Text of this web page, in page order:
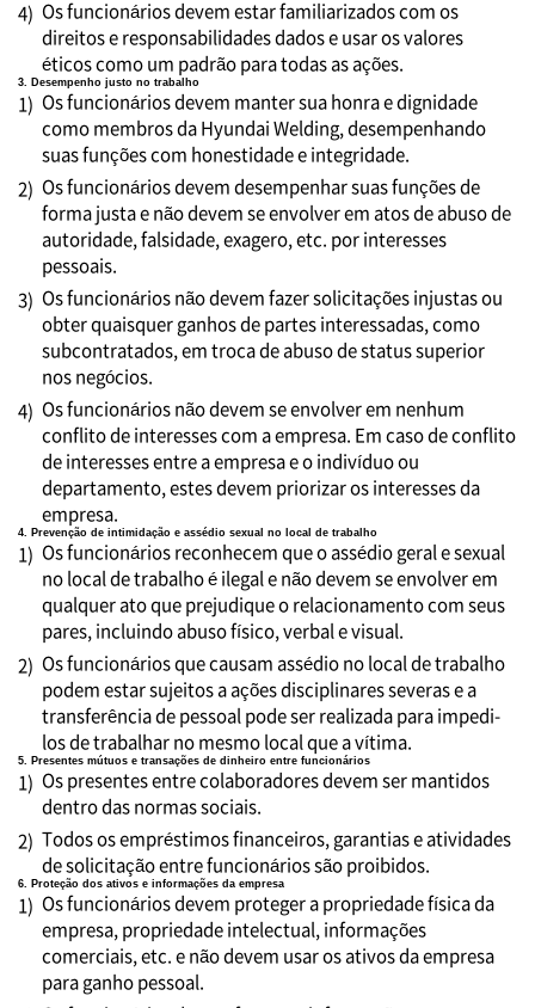
4) Os funcionários devem estar familiarizados com os
direitos e responsabilidades dados e usar os valores
éticos como um padrão para todas as ações.
3. Desempenho justo no trabalho
1) Os funcionários devem manter sua honra e dignidade
como membros da Hyundai Welding, desempenhando
suas funções com honestidade e integridade.
2) Os funcionários devem desempenhar suas funções de
forma justa e não devem se envolver em atos de abuso de
autoridade, falsidade, exagero, etc. por interesses
pessoais.
3) Os funcionários não devem fazer solicitações injustas ou
obter quaisquer ganhos de partes interessadas, como
subcontratados, em troca de abuso de status superior
nos negócios.
4) Os funcionários não devem se envolver em nenhum
conflito de interesses com a empresa. Em caso de conflito
de interesses entre a empresa e o indivíduo ou
departamento, estes devem priorizar os interesses da
empresa.
4. Prevenção de intimidação e assédio sexual no local de trabalho
1) Os funcionários reconhecem que o assédio geral e sexual
no local de trabalho é ilegal e não devem se envolver em
qualquer ato que prejudique o relacionamento com seus
pares, incluindo abuso físico, verbal e visual.
2) Os funcionários que causam assédio no local de trabalho
podem estar sujeitos a ações disciplinares severas e a
transferência de pessoal pode ser realizada para impedi-
los de trabalhar no mesmo local que a vítima.
5. Presentes mútuos e transações de dinheiro entre funcionários
1) Os presentes entre colaboradores devem ser mantidos
dentro das normas sociais.
2) Todos os empréstimos financeiros, garantias e atividades
de solicitação entre funcionários são proibidos.
6. Proteção dos ativos e informações da empresa
1) Os funcionários devem proteger a propriedade física da
empresa, propriedade intelectual, informações
comerciais, etc. e não devem usar os ativos da empresa
para ganho pessoal.